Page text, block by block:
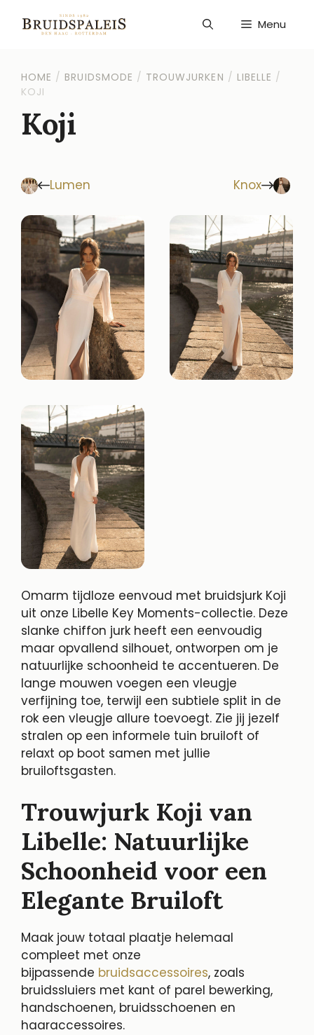
naar
Menu
HOME / BRUIDSMODE / TROUWJURKEN / LIBELLE /
KOJI
Koji
Lumen Knox
Omarm tijdloze eenvoud met bruidsjurk Koji
uit onze Libelle Key Moments-collectie. Deze
slanke chiffon jurk heeft een eenvoudig
maar opvallend silhouet, ontworpen om je
natuurlijke schoonheid te accentueren. De
lange mouwen voegen een vleugje
verfijning toe, terwijl een subtiele split in de
rok een vleugje allure toevoegt. Zie jij jezelf
stralen op een informele tuin bruiloft of
relaxt op boot samen met jullie
bruiloftsgasten.
Trouwjurk Koji van
Libelle: Natuurlijke
Schoonheid voor een
Elegante Bruiloft
Maak jouw totaal plaatje helemaal
compleet met onze
bijpassende bruidsaccessoires, zoals
bruidssluiers met kant of parel bewerking,
handschoenen, bruidsschoenen en
haaraccessoires.